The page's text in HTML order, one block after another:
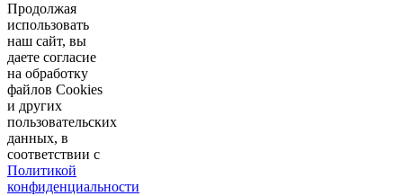
Продолжая
использовать
наш сайт, вы
даете согласие
на обработку
файлов Cookies
и других
пользовательских
данных, в
соответствии с
Политикой
конфиденциальности